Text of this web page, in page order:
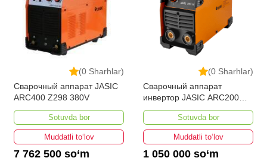
(0 Sharhlar)
Сварочный аппарат JASIC
ARC400 Z298 380V
Sotuvda bor
Muddatli to‘lov
7 762 500 so‘m
(0 Sharhlar)
Сварочный аппарат
инвертор JASIC ARC200
(Z238N)
Sotuvda bor
Muddatli to‘lov
1 050 000 so‘m